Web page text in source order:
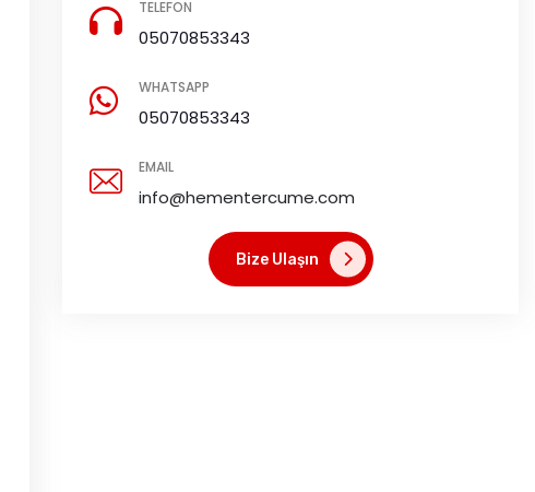
TELEFON
05070853343
WHATSAPP
05070853343
EMAIL
info@hementercume.com
Bize Ulaşın